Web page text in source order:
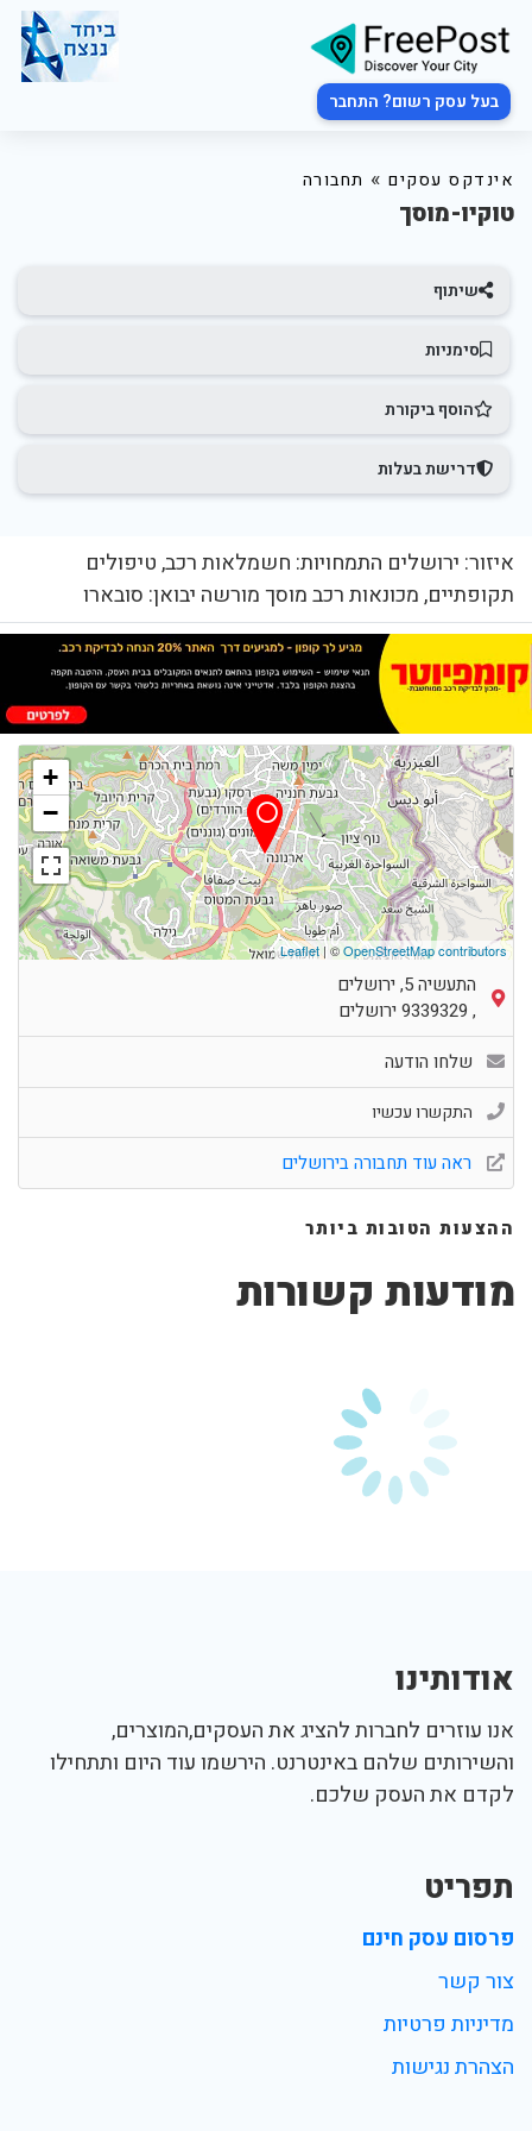
בעל עסק רשום? התחבר
אינדקס עסקים » תחבורה
טוקיו-מוסך
שיתוף
סימניות
הוסף ביקורת
דרישת בעלות
איזור: ירושלים התמחויות: חשמלאות רכב, טיפולים
תקופתיים, מכונאות רכב מוסך מורשה יבואן: סובארו
+
−
Leaflet| ©OpenStreetMap contributors
התעשיה 5, ירושלים
,
9339329 ירושלים
שלחו הודעה
התקשרו עכשיו
ראה עוד תחבורה בירושלים
ההצעות הטובות ביותר
מודעות קשורות
אודותינו
אנו עוזרים לחברות להציג את העסקים,המוצרים,
והשירותים שלהם באינטרנט. הירשמו עוד היום ותתחילו
לקדם את העסק שלכם.
תפריט
פרסום עסק חינם
צור קשר
מדיניות פרטיות
הצהרת נגישות